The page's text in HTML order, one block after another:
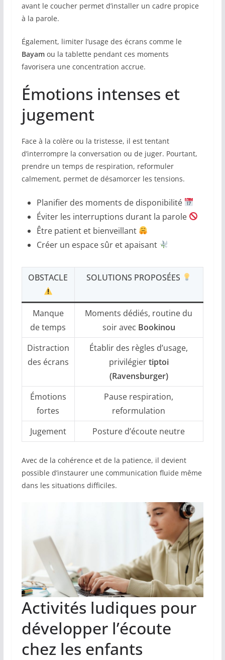
avant le coucher permet d’installer un cadre propice
à la parole.
Également, limiter l’usage des écrans comme le
Bayamou la tablette pendant ces moments
favorisera une concentration accrue.
Émotions intenses et
jugement
Face à la colère ou la tristesse, il est tentant
d’interrompre la conversation ou de juger. Pourtant,
prendre un temps de respiration, reformuler
calmement, permet de désamorcer les tensions.
Planifier des moments de disponibilité
Éviter les interruptions durant la parole
Être patient et bienveillant
Créer un espace sûr et apaisant
OBSTACLE SOLUTIONS PROPOSÉES
Manque
de temps
Moments dédiés, routine du
soir avec Bookinou
Distraction
des écrans
Établir des règles d’usage,
privilégiertiptoi
(Ravensburger)
Émotions
fortes
Pause respiration,
reformulation
Jugement
Posture d’écoute neutre
Avec de la cohérence et de la patience, il devient
possible d’instaurer une communication fluide même
dans les situations difficiles.
Activités ludiques pour
développer l’écoute
chez les enfants